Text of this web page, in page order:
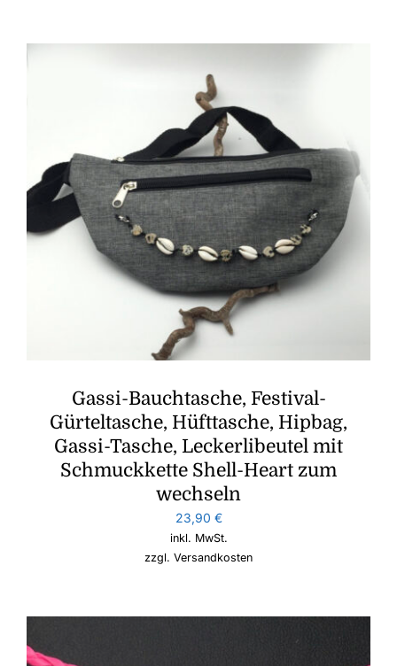
Gassi-Bauchtasche, Festival-
Gürteltasche, Hüfttasche, Hipbag,
Gassi-Tasche, Leckerlibeutel mit
Schmuckkette Shell-Heart zum
wechseln
23,90 €
inkl. MwSt.
zzgl. Versandkosten